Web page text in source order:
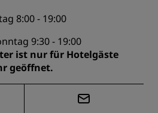
8:00 - 19:00
9:30 - 19:00
ist nur für Hotelgäste
geöffnet.